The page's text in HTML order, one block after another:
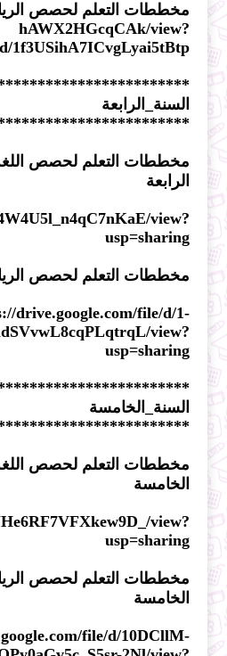
مخططات التعلم لحصص
hAWX2HGcqCAk/view?
1f3USihA7ICvgLyai5tBtp
السنة_الرابعة
مخططات التعلم لحصص اللغة
الرابعة
view?
usp=sharing
مخططات التعلم لحصص
drive.google.com/file/d/1-
view?
usp=sharing
السنة_الخامسة
مخططات التعلم لحصص اللغة
الخامسة
view?
usp=sharing
مخططات التعلم لحصص
الخامسة
file/d/10DCllM-